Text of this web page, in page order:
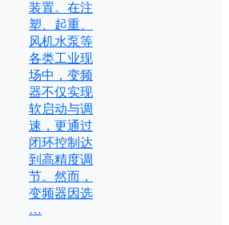
装置。在注
塑、起重、
风机水泵等
各类工业现
场中，变频
器不仅实现
软启动与调
速，更通过
闭环控制达
到高精度调
节。然而，
变频器因选
…